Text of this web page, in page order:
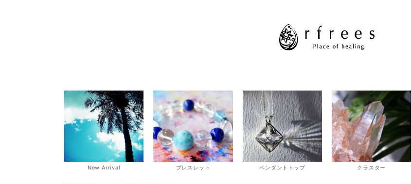
New Arrival ブレスレット ペンダントトップ クラスター